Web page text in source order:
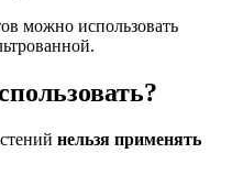
можно использовать
нельзя применять